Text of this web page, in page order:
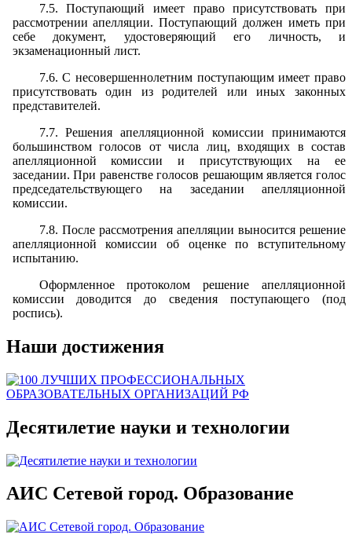
7.5. Поступающий имеет право присутствовать при
рассмотрении апелляции. Поступающий должен иметь при
себе документ, удостоверяющий его личность, и
экзаменационный лист.
7.6. С несовершеннолетним поступающим имеет право
присутствовать один из родителей или иных законных
представителей.
7.7. Решения апелляционной комиссии принимаются
большинством голосов от числа лиц, входящих в состав
апелляционной комиссии и присутствующих на ее
заседании. При равенстве голосов решающим является голос
председательствующего на заседании апелляционной
комиссии.
7.8. После рассмотрения апелляции выносится решение
апелляционной комиссии об оценке по вступительному
испытанию.
Оформленное протоколом решение апелляционной
комиссии доводится до сведения поступающего (под
роспись).
Наши достижения
Десятилетие науки и технологии
АИС Сетевой город. Образование